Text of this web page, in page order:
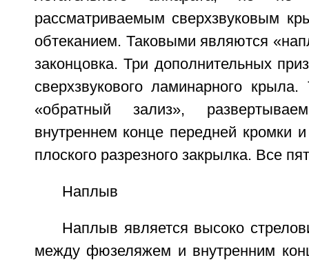
рассматриваемым сверхзвуковым
обтеканием. Таковыми являются
законцовка. Три дополнительных
сверхзвукового ламинарного
«обратный зализ»,
внутреннем конце передней кромки
плоского разрезного закрылка. Все
Наплыв
Наплыв является высоко
между фюзеляжем и внутренним